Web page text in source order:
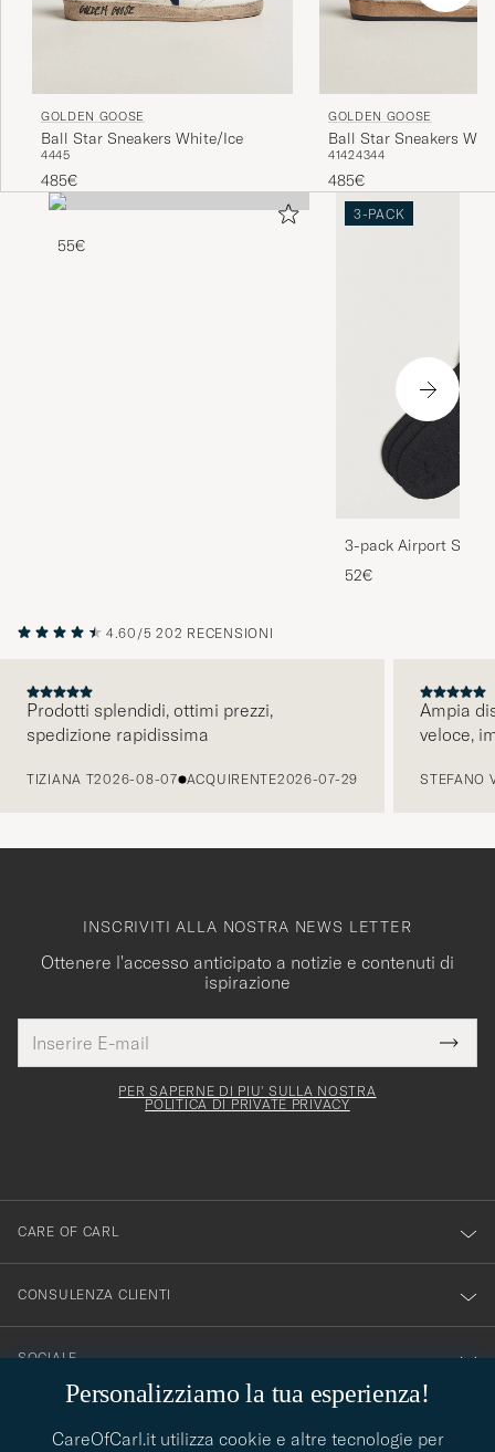
GOLDEN GOOSE
Ball Star Sneakers White/Ice
4445
485€
GOLDEN GOOSE
Ball Star Sneakers
41424344
485€
55€
3-PACK
3-pack Airport
Melange
52€
4.60/5 202 RECENSIONI
Prodotti splendidi, ottimi prezzi,
spedizione rapidissima
TIZIANA T2026-08-07 ACQUIRENTE2026-07-29
Ampia
veloce,
STEFANO
Personalizziamo la tua esperienza!
CareOfCarl.it utilizza cookie e altre tecnologie per
INSCRIVITI ALLA NOSTRA NEWS LETTER
Ottenere l'accesso anticipato a notizie e contenuti di
ispirazione
E-
mail
Grazie
per
PER SAPERNE DI PIU' SULLA NOSTRA
POLITICA DI PRIVATE PRIVACY
CARE OF CARL
CONSULENZA CLIENTI
SOCIALE